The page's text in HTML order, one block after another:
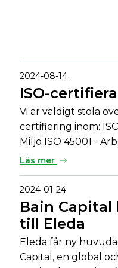
2024-08-14
ISO-
Vi är väldigt stola
certifiering inom:
Miljö ISO 45001 -
Läs mer
2024-01-24
Bain Capital
till Eleda
Eleda får ny
Capital, en global